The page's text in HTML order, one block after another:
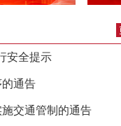
安全提示
的通告
交通管制的通告